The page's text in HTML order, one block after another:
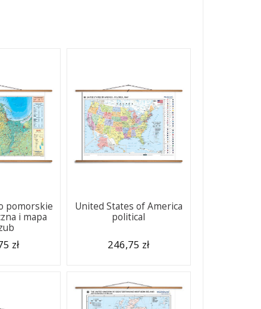
pomorskie
i mapa
zł
United States of America
political
246,75 zł